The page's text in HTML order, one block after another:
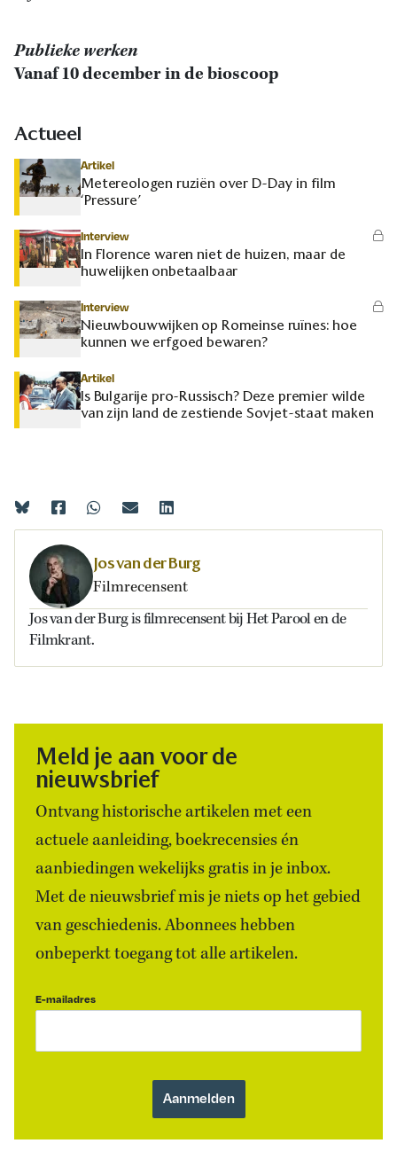
Publieke werken
Vanaf 10 december in de bioscoop
Actueel
Artikel
Metereologen ruziën over D-Day in film
‘Pressure’
Interview
In Florence waren niet de huizen, maar de
huwelijken onbetaalbaar
Interview
Nieuwbouwwijken op Romeinse ruïnes: hoe
kunnen we erfgoed bewaren?
Artikel
Is Bulgarije pro-Russisch? Deze premier wilde
van zijn land de zestiende Sovjet-staat maken
Jos van der Burg
Filmrecensent
Jos van der Burg is filmrecensent bij Het Parool en de
Filmkrant.
Meld je aan voor de
nieuwsbrief
Ontvang historische artikelen met een
actuele aanleiding, boekrecensies én
aanbiedingen wekelijks gratis in je inbox.
Met de nieuwsbrief mis je niets op het gebied
van geschiedenis. Abonnees hebben
onbeperkt toegang tot alle artikelen.
E-mailadres